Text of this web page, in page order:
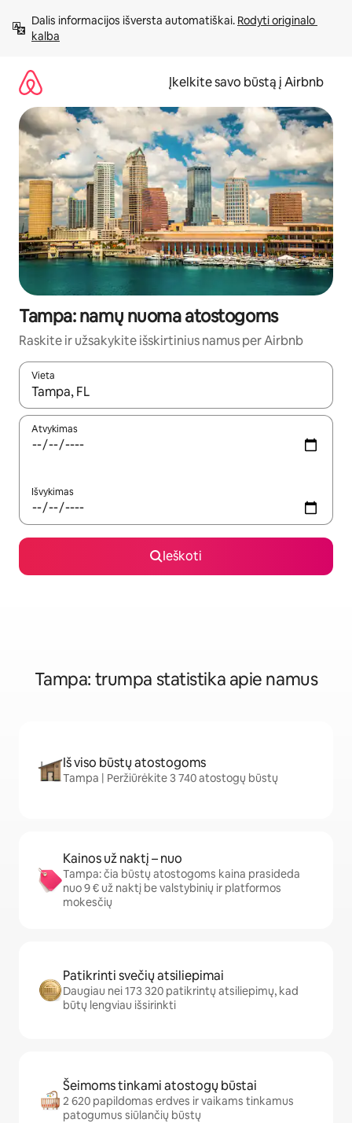
prie
turinio
Dalis informacijos išversta automatiškai. Rodyti originalo
kalba
Įkelkite savo būstą į Airbnb
Tampa: namų nuoma atostogoms
Raskite ir užsakykite išskirtinius namus per Airbnb
Vieta
Kai pasirodys paieškos rezultatai, juos naršyti galite
Atvykimas
Išvykimas
Ieškoti
Tampa: trumpa statistika apie namus
Iš viso būstų atostogoms
Tampa | Peržiūrėkite 3 740 atostogų būstų
Kainos už naktį – nuo
Tampa: čia būstų atostogoms kaina prasideda
nuo 9 € už naktį be valstybinių ir platformos
mokesčių
Patikrinti svečių atsiliepimai
Daugiau nei 173 320 patikrintų atsiliepimų, kad
būtų lengviau išsirinkti
Šeimoms tinkami atostogų būstai
2 620 papildomas erdves ir vaikams tinkamus
patogumus siūlančių būstų